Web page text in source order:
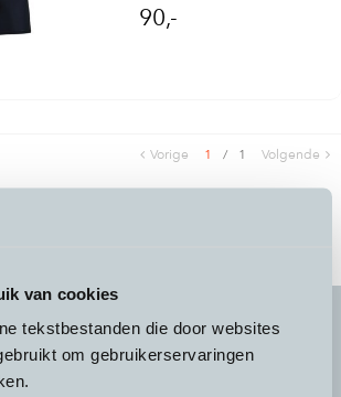
van cookies
tekstbestanden die door websites
om gebruikerservaringen
90,-
Vorige 1 / 1 Volgende
achoice